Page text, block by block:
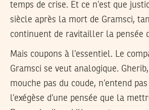
temps de crise. Et ce n’est que
siècle après la mort de Gramsci,
continuent de ravitailler la pensée
Mais coupons à l’essentiel. Le
Gramsci se veut analogique.
mouche pas du coude, n’entend
l’exégèse d’une pensée que la